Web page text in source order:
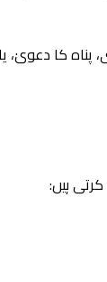
کا دعویٰ، یا
ہیں: